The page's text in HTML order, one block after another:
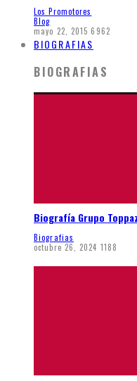
Los Promotores
Blog
mayo 22, 2015 6962
BIOGRAFIAS
BIOGRAFIAS
Biografía Grupo
Biografias
octubre 26, 2024 1188